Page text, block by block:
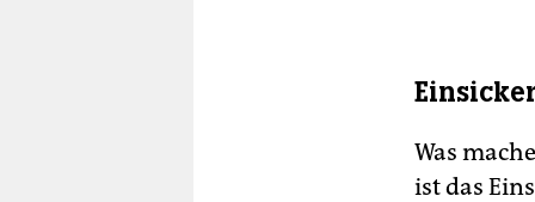
Was
ist das